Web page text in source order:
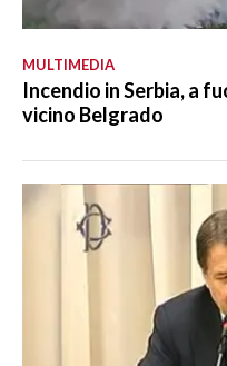
MULTIMEDIA
Incendio in Serbia, a
vicino Belgrado